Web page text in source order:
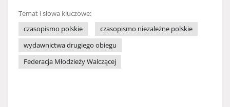
Temat i słowa kluczowe:
czasopismo polskie
czasopismo niezależne polskie
wydawnictwa drugiego obiegu
Federacja Młodzieży Walczącej